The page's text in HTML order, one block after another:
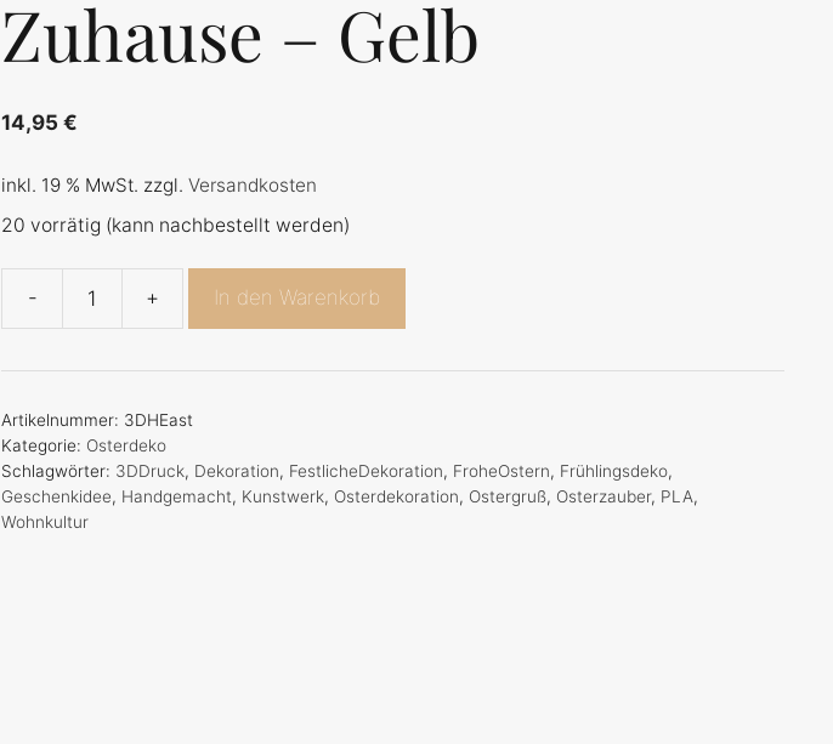
Zuhause – Gelb
14,95€
inkl. 19 % MwSt. zzgl.Versandkosten
20 vorrätig (kann nachbestellt werden)
-
-
Bringen
Sie
Osterfreude
in
+ In den Warenkorb
Artikelnummer: 3DHEast
Kategorie: Osterdeko
Schlagwörter: 3DDruck, Dekoration, FestlicheDekoration, FroheOstern, Frühlingsdeko,
Geschenkidee, Handgemacht, Kunstwerk, Osterdekoration, Ostergruß, Osterzauber, PLA,
Wohnkultur